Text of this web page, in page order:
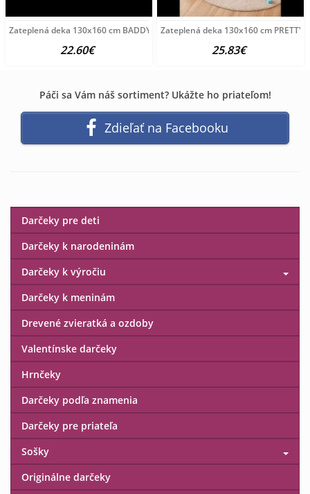
Zateplená deka 130x160 cm BADDY II. 130 x 160 cm
22.60€
Zateplená deka 130x160 cm PRETTY
25.83€
Páči sa Vám náš sortiment? Ukážte ho priateľom!
Zdieľať na Facebooku
Darčeky pre deti
Darčeky k narodeninám
Darčeky k výročiu
Darčeky k meninám
Drevené zvieratká a ozdoby
Valentínske darčeky
Hrnčeky
Darčeky podľa znamenia
Darčeky pre priateľa
Sošky
Originálne darčeky